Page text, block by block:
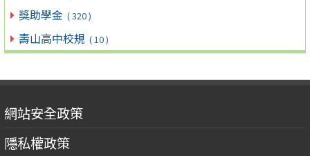
獎助學金 ( 320 )
壽山高中校規 ( 10 )
網站安全政策
隱私權政策